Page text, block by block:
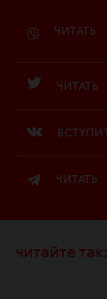
ЧИТАТЬ
ЧИТАТЬ
ЧИТАТЬ
читайте